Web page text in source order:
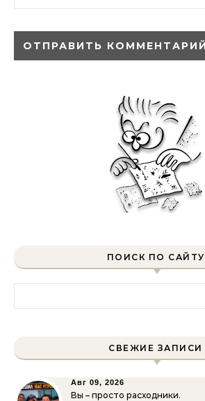
ПОИСК ПО САЙТУ
СВЕЖИЕ ЗАПИСИ
Авг 09, 2026
Вы – просто расходники.